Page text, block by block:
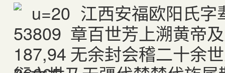
江西安福欧阳氏字
章百世芳上溯黄帝
无余封会稽二十余